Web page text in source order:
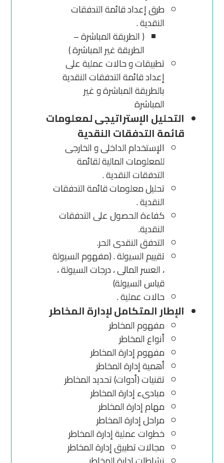
طرق إعداد قائمة التدفقات
النقدية .
( الطريقة المباشرة –
الطريقة غير المباشرة )
تطبيقات و حالات عملية على
إعداد قائمة التدفقات النقدية
بالطريقة المباشرة و غير
المباشرة
التحليل الإستراتيجى لمعلومات
قائمة التدفقات النقدية
الإستخدام الداخلى و الخارجى
للمعلومات المالية لقائمة
التدفقات النقدية .
تحليل معلومات قائمة التدفقات
النقدية .
كفاءة الحصول على التدفقات
النقدية.
التدفق النقدى الحر.
تقييم السيولة . (مفهوم السيولة
، العسر المالى ، درجات السيولة ،
قياس السيولة)
حالات عملية .
الإطار المتكامل لإدارة المخاطر
مفهوم المخاطر
أنواع المخاطر
مفهوم إدارة المخاطر
أهمية إدارة المخاطر
تقنيات (أدوات) تحديد المخاطر
مبادىء إدارة المخاطر
مهام إدارة المخاطر
مراحل إدارة المخاطر
خطوات عملية إدارة المخاطر
مجالات تطبيق إدارة المخاطر